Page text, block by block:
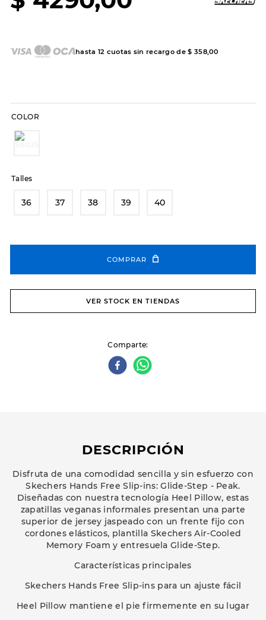
hasta 12 cuotas sin recargo de$ 358,00
COLOR
Talles
36 37 38 39 40
COMPRAR
VER STOCK EN TIENDAS
Comparte
DESCRIPCIÓN
Disfruta de una comodidad sencilla y sin esfuerzo con
Skechers Hands Free Slip-ins: Glide-Step - Peak.
Diseñadas con nuestra tecnología Heel Pillow, estas
zapatillas veganas informales presentan una parte
superior de jersey jaspeado con un frente fijo con
cordones elásticos, plantilla Skechers Air-Cooled
Memory Foam y entresuela Glide-Step.
Características principales
Skechers Hands Free Slip-ins para un ajuste fácil
Heel Pillow mantiene el pie firmemente en su lugar